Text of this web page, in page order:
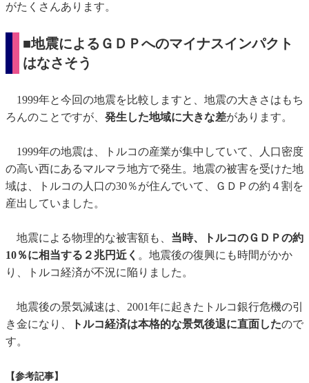
がたくさんあります。
■地震によるＧＤＰへのマイナスインパクト
はなさそう
1999年と今回の地震を比較しますと、地震の大きさはもち
ろんのことですが、 発生した地域に大きな差があります。
1999年の地震は、トルコの産業が集中していて、人口密度
の高い西にあるマルマラ地方で発生。地震の被害を受けた地
域は、トルコの人口の30％が住んでいて、ＧＤＰの約４割を
産出していました。
地震による物理的な被害額も、 当時、トルコのＧＤＰの約
10％に相当する２兆円近く 。地震後の復興にも時間がかか
り、トルコ経済が不況に陥りました。
地震後の景気減速は、2001年に起きたトルコ銀行危機の引
き金になり、
トルコ経済は本格的な景気後退に直面したので
す。
【参考記事】